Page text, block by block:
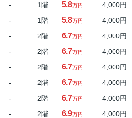
- 1階 5.8万円 4,000円
- 1階 5.8万円 4,000円
- 2階 6.7万円 4,000円
- 2階 6.7万円 4,000円
- 2階 6.7万円 4,000円
- 2階 6.7万円 4,000円
- 2階 6.7万円 4,000円
- 2階 6.9万円 4,000円